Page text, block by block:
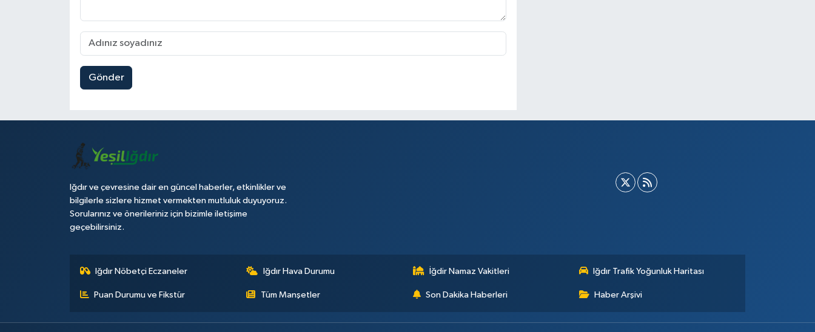
Gönder
Iğdır ve çevresine dair en güncel haberler, etkinlikler ve
bilgilerle sizlere hizmet vermekten mutluluk duyuyoruz.
Sorularınız ve önerileriniz için bizimle iletişime
geçebilirsiniz.
Iğdır Nöbetçi Eczaneler Iğdır Hava Durumu İğdir Namaz Vakitleri Iğdır Trafik Yoğunluk Haritası
Puan Durumu ve Fikstür Tüm Manşetler Son Dakika Haberleri Haber Arşivi